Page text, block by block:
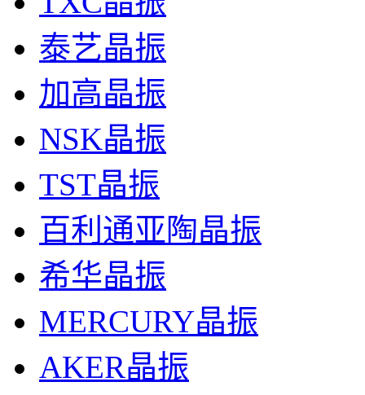
泰艺晶振
加高晶振
NSK晶振
TST晶振
百利通亚陶晶振
希华晶振
MERCURY晶振
AKER晶振